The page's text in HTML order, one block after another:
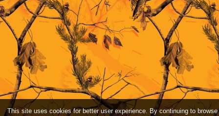
This site uses cookies for better user experience. By continuing to